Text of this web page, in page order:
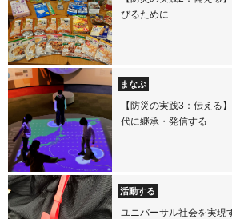
びるために
まなぶ
【防災の実践3：伝える
代に継承・発信する
活動する
ユニバーサル社会を実現